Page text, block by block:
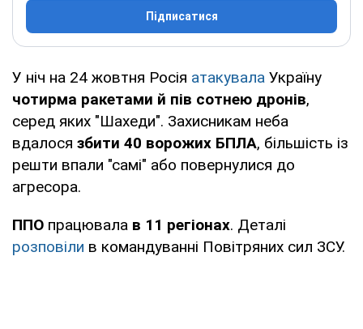
Підписатися
У ніч на 24 жовтня Росія атакувала Україну
чотирма ракетами й пів сотнею дронів,
серед яких "Шахеди". Захисникам неба
вдалося збити 40 ворожих БПЛА, більшість із
решти впали "самі" або повернулися до
агресора.
ППО працювала в 11 регіонах. Деталі
розповіли в командуванні Повітряних сил ЗСУ.